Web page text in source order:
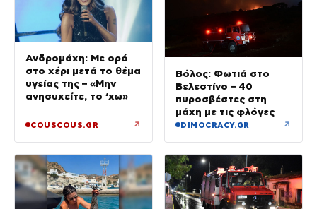
Ανδρομάχη: Με ορό
στο χέρι μετά το θέμα
υγείας της – «Μην
ανησυχείτε, το ‘χω»
COUSCOUS.GR ↗
Βόλος: Φωτιά στο
Βελεστίνο – 40
πυροσβέστες στη
μάχη με τις φλόγες
DIMOCRACY.GR ↗